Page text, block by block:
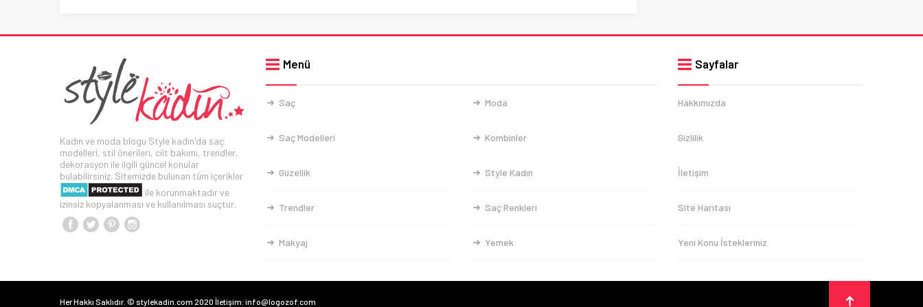
Kadın ve moda blogu Style kadın'da saç
modelleri, stil önerileri, cilt bakımı, trendler,
dekorasyon ile ilgili güncel konular
bulabilirsiniz. Sitemizde bulunan tüm içerikler
ile korunmaktadır ve
izinsiz kopyalanması ve kullanılması suçtur.
Menü
Saç Moda
Saç Modelleri Kombinler
Güzellik Style Kadın
Trendler Saç Renkleri
Makyaj Yemek
Sayfalar
Hakkımızda
Gizlilik
İletişim
Site Haritası
Yeni Konu İstekleriniz
Her Hakkı Saklıdır. © stylekadin.com 2020 İletişim: info@logozof.com